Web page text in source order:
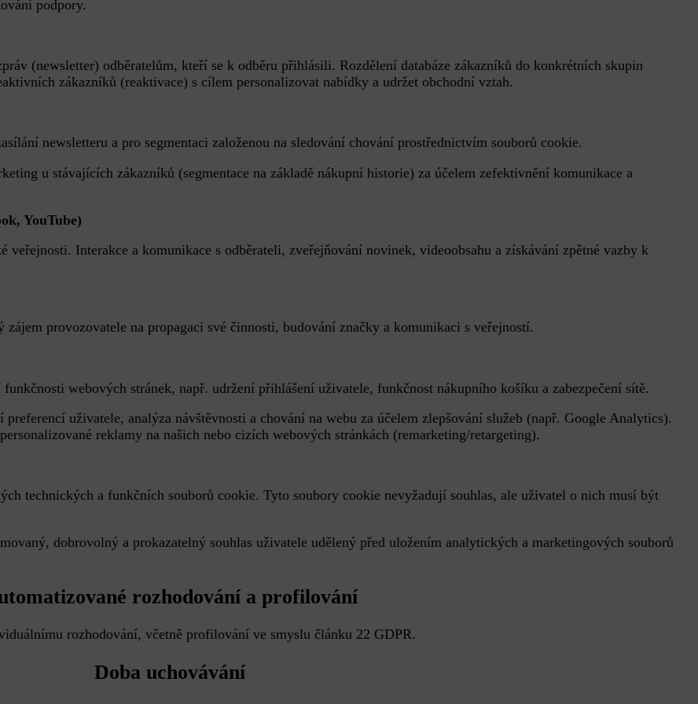
podpory.
(newsletter) odběratelům, kteří se k odběru přihlásili. Rozdělení databáze zákazníků do konkrétních skupin
zákazníků (reaktivace) s cílem personalizovat nabídky a udržet obchodní vztah.
newsletteru a pro segmentaci založenou na sledování chování prostřednictvím souborů cookie.
u stávajících zákazníků (segmentace na základě nákupní historie) za účelem zefektivnění komunikace a
YouTube)
veřejnosti. Interakce a komunikace s odběrateli, zveřejňování novinek, videoobsahu a získávání zpětné vazby k
zájem provozovatele na propagaci své činnosti, budování značky a komunikaci s veřejností.
webových stránek, např. udržení přihlášení uživatele, funkčnost nákupního košíku a zabezpečení sítě.
preferencí uživatele, analýza návštěvnosti a chování na webu za účelem zlepšování služeb (např. Google Analytics).
reklamy na našich nebo cizích webových stránkách (remarketing/retargeting).
technických a funkčních souborů cookie. Tyto soubory cookie nevyžadují souhlas, ale uživatel o nich musí být
dobrovolný a prokazatelný souhlas uživatele udělený před uložením analytických a marketingových souborů
rozhodování a profilování
rozhodování, včetně profilování ve smyslu článku 22 GDPR.
Doba uchovávání